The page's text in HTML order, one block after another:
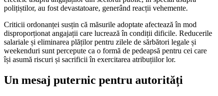
polițiștilor, au fost devastatoare, generând reacții vehemente.
Criticii ordonanței susțin că măsurile adoptate afectează în mod
disproporționat angajații care lucrează în condiții dificile. Reducerile
salariale și eliminarea plăților pentru zilele de sărbători legale și
weekenduri sunt percepute ca o formă de pedeapsă pentru cei care
își asumă riscuri și sacrificii în exercitarea atribuțiilor lor.
Un mesaj puternic pentru autorități